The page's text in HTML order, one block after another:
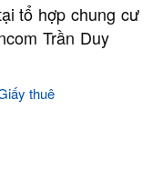
tổ hợp chung cư
Trần Duy
thuê